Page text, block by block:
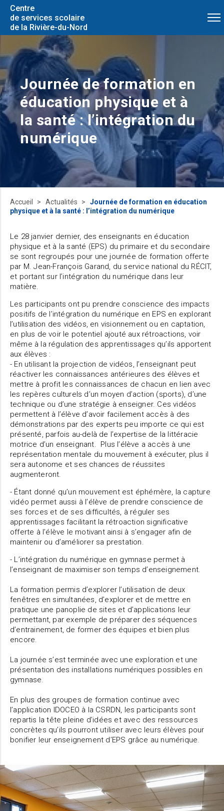
Centre
de services scolaire
de la Rivière-du-Nord
Journée de formation en
éducation physique et à
la santé : l’intégration du
numérique
Accueil Actualités
Journée de formation en éducation
physique et à la santé : l’intégration du numérique
Le 28 janvier dernier, des enseignants en éducation
physique et à la santé (EPS) du primaire et du secondaire
se sont regroupés pour une journée de formation offerte
par M. Jean-François Garand, du service national du RÉCIT,
et portant sur l’intégration du numérique dans leur
matière.
Les participants ont pu prendre conscience des impacts
positifs de l’intégration du numérique en EPS en explorant
l’utilisation des vidéos, en visionnement ou en captation,
en plus de voir le potentiel ajouté aux rétroactions, voir
même à la régulation des apprentissages qu’ils apportent
aux élèves :
- En utilisant la projection de vidéos, l’enseignant peut
réactiver les connaissances antérieures des élèves et
mettre à profit les connaissances de chacun en lien avec
les repères culturels d’un moyen d’action (sports), d’une
technique ou d’une stratégie à enseigner. Ces vidéos
permettent à l’élève d’avoir facilement accès à des
démonstrations par des experts peu importe ce qui est
présenté, parfois au-delà de l’expertise de la littéracie
motrice d’un enseignant. Plus l’élève a accès à une
représentation mentale du mouvement à exécuter, plus il
sera autonome et ses chances de réussites
augmenteront.
- Étant donné qu’un mouvement est éphémère, la capture
vidéo permet aussi à l’élève de prendre conscience de
ses forces et de ses difficultés, à réguler ses
apprentissages facilitant la rétroaction significative
offerte à l’élève le motivant ainsi à s’engager afin de
maintenir ou d’améliorer sa prestation.
- L’intégration du numérique en gymnase permet à
l’enseignant de maximiser son temps d’enseignement.
La formation permis d’explorer l’utilisation de deux
fenêtres en simultanées, d’explorer et de mettre en
pratique une panoplie de sites et d’applications leur
permettant, par exemple de préparer des séquences
d’entrainement, de former des équipes et bien plus
encore.
La journée s’est terminée avec une exploration et une
présentation des installations numériques possibles en
gymnase.
En plus des groupes de formation continue avec
l’application IDOCEO à la CSRDN, les participants sont
repartis la tête pleine d’idées et avec des ressources
concrètes qu’ils pourront utiliser avec leurs élèves pour
bonifier leur enseignement d’EPS grâce au numérique.